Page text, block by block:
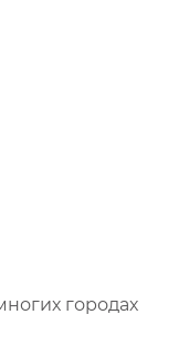
городах